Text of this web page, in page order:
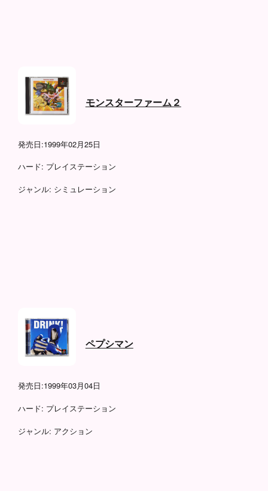
モンスターファーム２
発売日:1999年02月25日
ハード: プレイステーション
ジャンル: シミュレーション
ペプシマン
発売日:1999年03月04日
ハード: プレイステーション
ジャンル: アクション